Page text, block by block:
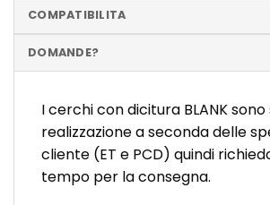
COMPATIBILITA
DOMANDE?
I cerchi con dicitura BLANK sono
realizzazione a seconda delle
cliente (ET e PCD) quindi
tempo per la consegna.